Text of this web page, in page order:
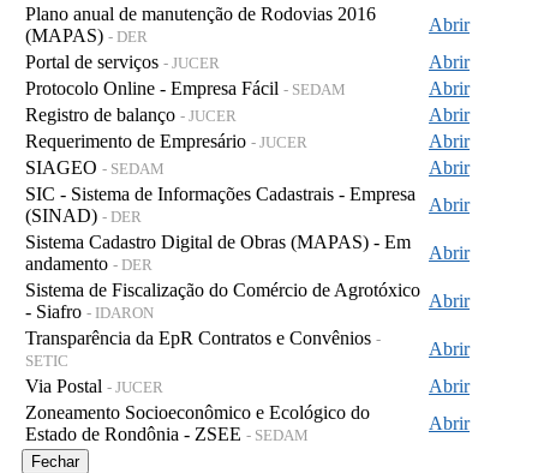
Plano anual de manutenção de Rodovias 2016
(MAPAS) - DER
Abrir
Portal de serviços - JUCER
Abrir
Protocolo Online - Empresa Fácil - SEDAM
Abrir
Registro de balanço - JUCER
Abrir
Requerimento de Empresário - JUCER
Abrir
SIAGEO - SEDAM
Abrir
SIC - Sistema de Informações Cadastrais - Empresa
(SINAD) - DER
Abrir
Sistema Cadastro Digital de Obras (MAPAS) - Em
andamento - DER
Abrir
Sistema de Fiscalização do Comércio de Agrotóxico
- Siafro - IDARON
Abrir
Transparência da EpR Contratos e Convênios -
SETIC
Abrir
Via Postal - JUCER
Abrir
Zoneamento Socioeconômico e Ecológico do
Estado de Rondônia - ZSEE - SEDAM
Abrir
Fechar